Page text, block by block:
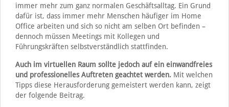
immer mehr zum ganz normalen Geschäftsalltag. Ein Grund
dafür ist, dass immer mehr Menschen häufiger im Home
Office arbeiten und sich so nicht am selben Ort befinden –
dennoch müssen Meetings mit Kollegen und
Führungskräften selbstverständlich stattfinden.
Auch im virtuellen Raum sollte jedoch auf ein einwandfreies
und professionelles Auftreten geachtet werden.Mit welchen
Tipps diese Herausforderung gemeistert werden kann, zeigt
der folgende Beitrag.